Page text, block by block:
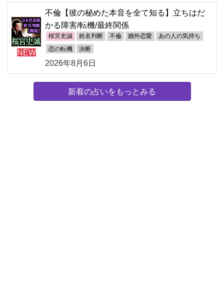
NEW
不倫【彼の秘めた本音を全て知る】立ちはだ
かる障害/転機/最終関係
桜宮史誠 姓名判断 不倫 婚外恋愛 あの人の気持ち
恋の転機 決断
2026年8月6日
新着の占いをもっとみる